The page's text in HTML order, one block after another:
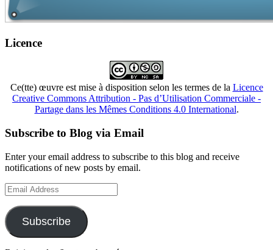
Licence
Ce(tte) œuvre est mise à disposition selon les termes de la Licence
Creative Commons Attribution - Pas d’Utilisation Commerciale -
Partage dans les Mêmes Conditions 4.0 International.
Subscribe to Blog via Email
Enter your email address to subscribe to this blog and receive
notifications of new posts by email.
Email
Address
Subscribe